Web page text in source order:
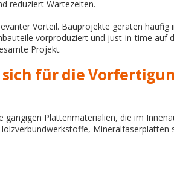
reduziert Wartezeiten.
Vorteil. Bauprojekte geraten häufig
vorproduziert und just-in-time auf
Projekt.
für die
Plattenmaterialien, die im
Mineralfaserplatten